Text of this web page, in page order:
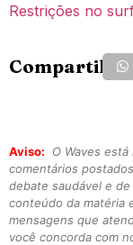
Restrições no
Compartilhe:
Aviso:
O Waves
comentários
debate saudável e
conteúdo da matéria
mensagens que
você concorda com